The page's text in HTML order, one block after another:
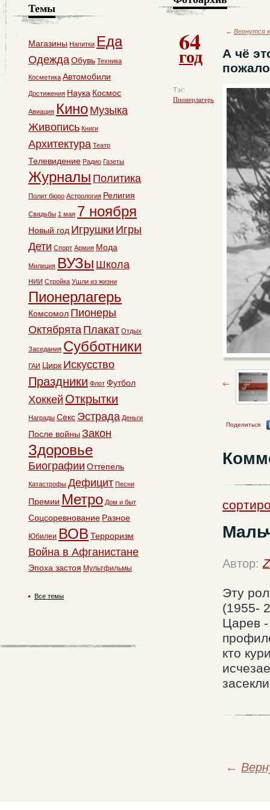
64
год
Тэг:
Пионерлагерь
← Вернутся
А чё
Поделиться
Автор:
Эту
(1955-
Царев -
кто
←
Темы
Магазины Напитки Еда
ОдеждаОбувь Техника
Косметика Автомобили
Достижения Наука Космос
Авиация Кино Музыка
Живопись Книги
Архитектура Театр
Телевидение Радио Газеты
Журналы Политика
Полит бюро Астрология Религия
Свадьбы 1 мая 7 ноября
Новый год Игрушки Игры
Дети Спорт Армия Мода
Милиция ВУЗы Школа
НИИ Стройка Ушли из жизни
Пионерлагерь
Комсомол Пионеры
Октябрята Плакат Отдых
Заседания Субботники
ГАИ Цирк Искусство
Праздники Флот Футбол
Хоккей Открытки
Награды Секс Эстрада Деньги
После войны Закон
Здоровье
Биографии Оттепель
Катастрофы Дефицит Песни
Премии Метро Дом и быт
Соцсоревнование Разное
Юбилеи ВОВ Терроризм
Война в Афганистане
Эпоха застоя Мультфильмы
Все темы